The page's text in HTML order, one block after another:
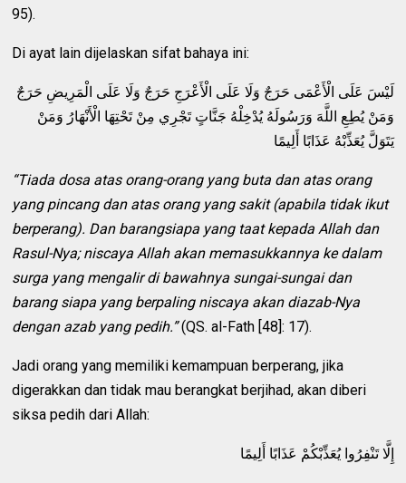
95).
Di ayat lain dijelaskan sifat bahaya ini:
لَيْسَ عَلَى الْأَعْمَى حَرَجٌ وَلَا عَلَى الْأَعْرَجِ حَرَجٌ وَلَا عَلَى الْمَرِيضِ حَرَجٌ
وَمَنْ يُطِعِ اللَّهَ وَرَسُولَهُ يُدْخِلْهُ جَنَّاتٍ تَجْرِي مِنْ تَحْتِهَا الْأَنْهَارُ وَمَنْ
يَتَوَلَّ يُعَذِّبْهُ عَذَابًا أَلِيمًا
“Tiada dosa atas orang-orang yang buta dan atas orang
yang pincang dan atas orang yang sakit (apabila tidak ikut
berperang). Dan barangsiapa yang taat kepada Allah dan
Rasul-Nya; niscaya Allah akan memasukkannya ke dalam
surga yang mengalir di bawahnya sungai-sungai dan
barang siapa yang berpaling niscaya akan diazab-Nya
dengan azab yang pedih.”(QS. al-Fath [48]: 17).
Jadi orang yang memiliki kemampuan berperang, jika
digerakkan dan tidak mau berangkat berjihad, akan diberi
siksa pedih dari Allah:
إِلَّا تَنْفِرُوا يُعَذِّبْكُمْ عَذَابًا أَلِيمًا